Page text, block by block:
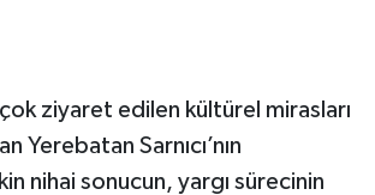
çok ziyaret edilen kültürel mirasları
Yerebatan Sarnıcı’nın
nihai sonucun, yargı sürecinin